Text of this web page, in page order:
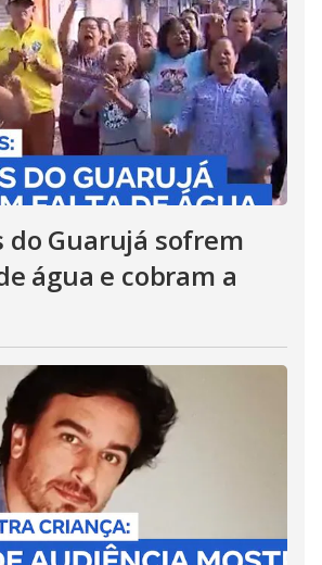
do Guarujá sofrem
água e cobram a